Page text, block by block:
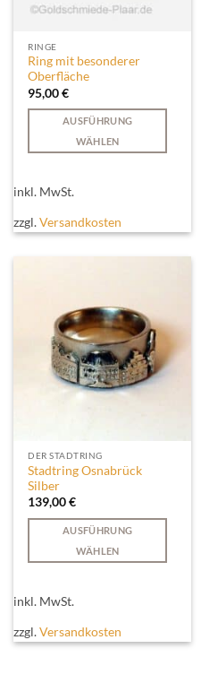
RINGE
Ring mit besonderer
Oberfläche
95,00€
AUSFÜHRUNG
WÄHLEN
weist
mehrere
Varianten
auf.
können
Produktseite
gewählt
inkl. MwSt.
zzgl.Versandkosten
DER STADTRING
Stadtring Osnabrück
Silber
139,00€
AUSFÜHRUNG
WÄHLEN
weist
mehrere
Varianten
inkl. MwSt.
zzgl.Versandkosten